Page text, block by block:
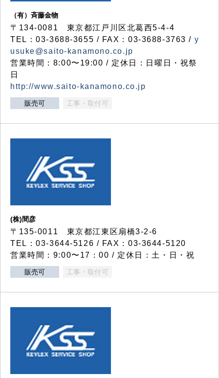
（有）斉藤金物
〒134-0081 東京都江戸川区北葛西5-4-4
TEL：03-3688-3655 / FAX：03-3688-3763 / y
usuke@saito-kanamono.co.jp
営業時間：8:00〜19:00 / 定休日：日曜日・祝祭
日
http://www.saito-kanamono.co.jp
販売可 工事・取付可
(株)間彦
〒135-0011 東京都江東区扇橋3-2-6
TEL：03-3644-5126 / FAX：03-3644-5120
営業時間：9:00〜17：00 / 定休日：土・日・祝
販売可 工事・取付可